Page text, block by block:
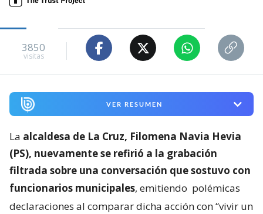
3850
visitas
VER RESUMEN
La alcaldesa de La Cruz, Filomena Navia Hevia
(PS), nuevamente se refirió a la grabación
filtrada sobre una conversación que sostuvo con
funcionarios municipales, emitiendo polémicas
declaraciones al comparar dicha acción con “vivir un